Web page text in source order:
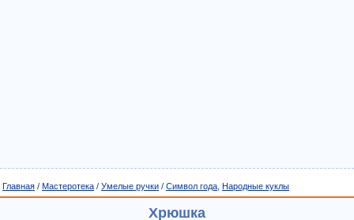
Главная / Мастеротека / Умелые ручки / Символ года Народные куклы
Хрюшка